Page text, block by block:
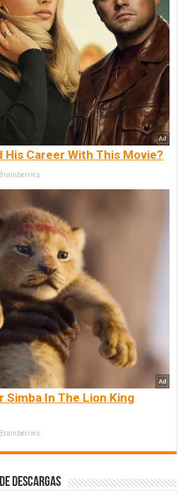
His Career With This Movie?
Brainberries
Simba In The Lion King
Brainberries
Descargas